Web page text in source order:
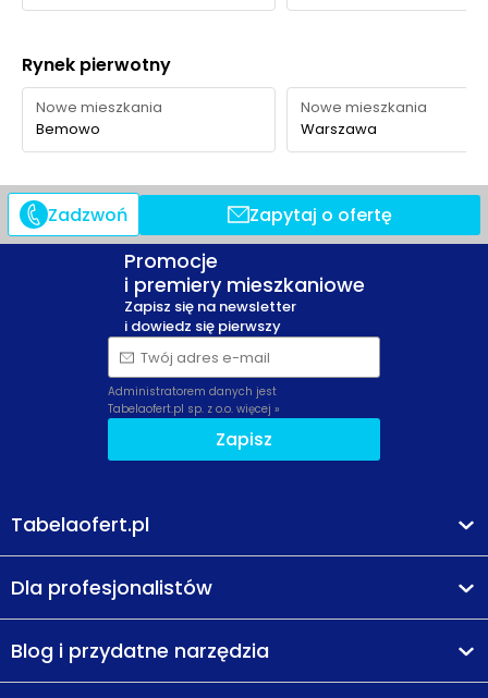
Rynek pierwotny
Nowe mieszkania
Bemowo
Nowe mieszkania
Warszawa
Zadzwoń Zapytaj o ofertę
Promocje
i premiery mieszkaniowe
Zapisz się na newsletter
i dowiedz się pierwszy
Twój adres e-mail
Administratorem danych jest
Tabelaofert.pl sp. z o.o. więcej »
Zapisz
Tabelaofert.pl
Dla profesjonalistów
Blog i przydatne narzędzia